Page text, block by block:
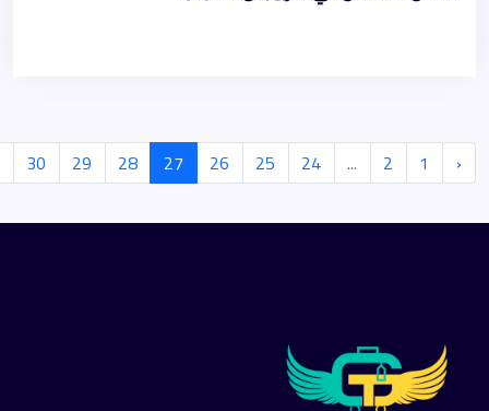
‹
1
2
...
24
25
26
27
28
29
30